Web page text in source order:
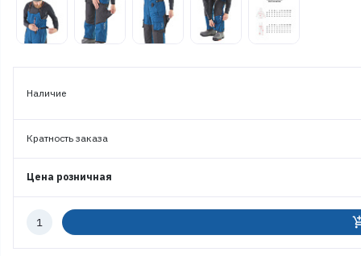
Наличие
Кратность заказа
Цена розничная
Количество